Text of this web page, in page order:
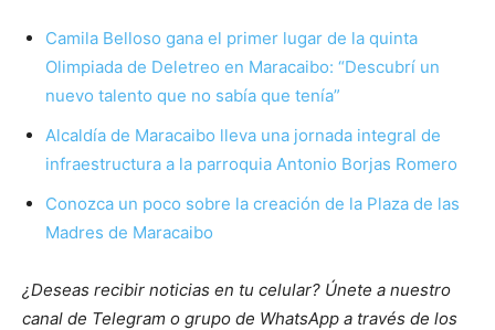
Camila Belloso gana el primer lugar de la quinta
Olimpiada de Deletreo en Maracaibo: “Descubrí un
nuevo talento que no sabía que tenía”
Alcaldía de Maracaibo lleva una jornada integral de
infraestructura a la parroquia Antonio Borjas Romero
Conozca un poco sobre la creación de la Plaza de las
Madres de Maracaibo
¿Deseas recibir noticias en tu celular? Únete a nuestro
canal de Telegram o grupo de WhatsApp a través de los